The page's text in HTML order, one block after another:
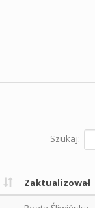
Szukaj:
Zaktualizował